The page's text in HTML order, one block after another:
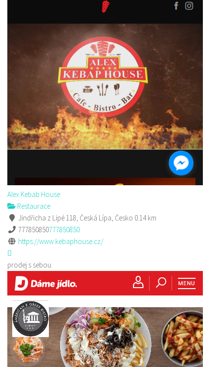
Alex Kebab House
Restaurace
Jindřicha z Lipé 118, Česká Lípa, Česko 0.14 km
777850850777850850
https://www.kebaphouse.cz/
prodej s sebou